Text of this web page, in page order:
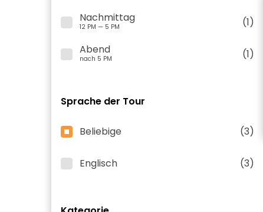
Nachmittag
12 PM — 5 PM
(1)
Abend
nach 5 PM (1)
Sprache der Tour
Beliebige (3)
Englisch (3)